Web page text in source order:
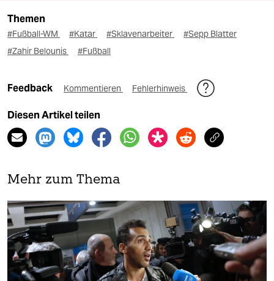
Themen
#Fußball-WM #Katar #Sklavenarbeiter
#Sepp Blatter
#Zahir Belounis
#Fußball
Feedback Kommentieren Fehlerhinweis
Diesen Artikel teilen
Mehr zum Thema